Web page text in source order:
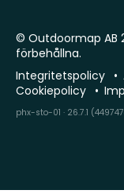
© Outdoormap AB
förbehållna.
Integritetspolicy
Cookiepolicy
phx-sto-01 · 26.7.1